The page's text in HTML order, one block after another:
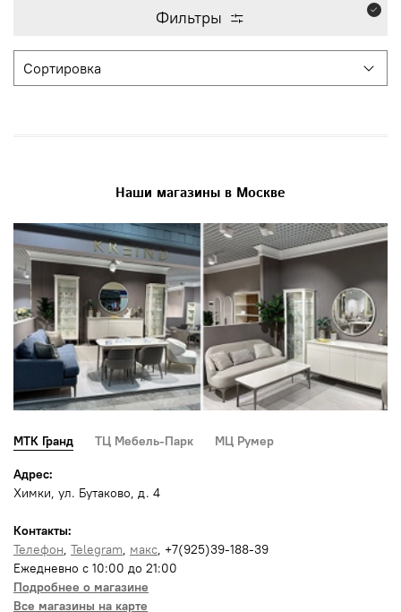
Фильтры
Наши магазины в Москве
МТК Гранд ТЦ Мебель-Парк МЦ Румер
Адрес:
Химки, ул. Бутаково, д. 4
Контакты:
Телефон, Telegram, макс, +7(925)39-188-39
Ежедневно с 10:00 до 21:00
Подробнее о магазине
Все магазины на карте